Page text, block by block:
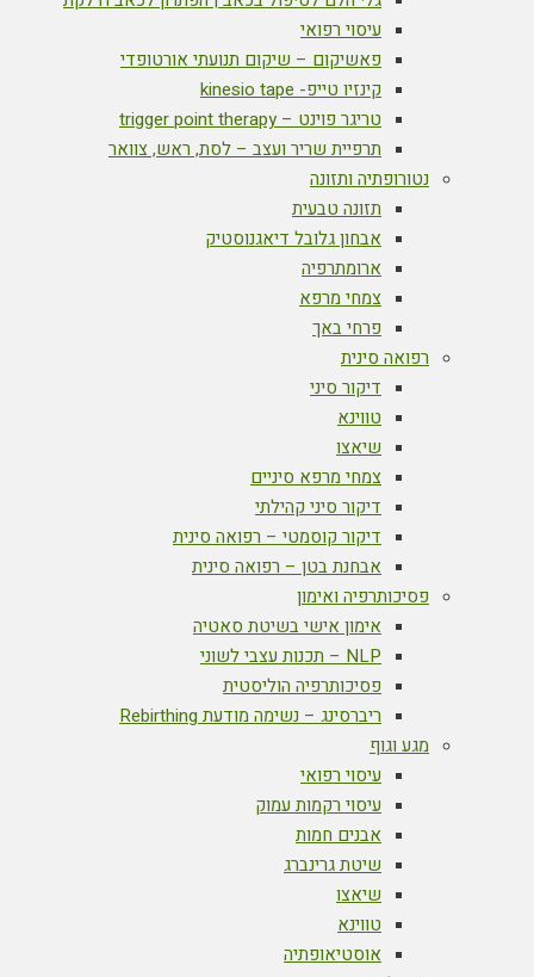
עיסוי רפואי
פאשיקום – שיקום תנועתי אורטופדי
קינזיו טייפ- kinesio tape
טריגר פוינט – trigger point therapy
תרפיית שריר ועצב – לסת, ראש, צוואר
נטורופתיה ותזונה
תזונה טבעית
אבחון גלובל דיאגנוסטיק
ארומתרפיה
צמחי מרפא
פרחי באך
רפואה סינית
דיקור סיני
טווינא
שיאצו
צמחי מרפא סיניים
דיקור סיני קהילתי
דיקור קוסמטי – רפואה סינית
אבחנת בטן – רפואה סינית
פסיכותרפיה ואימון
אימון אישי בשיטת סאטיה
NLP – תכנות עצבי לשוני
פסיכותרפיה הוליסטית
ריברסינג – נשימה מודעת Rebirthing
מגע וגוף
עיסוי רפואי
עיסוי רקמות עמוק
אבנים חמות
שיטת גרינברג
שיאצו
טווינא
אוסטיאופתיה